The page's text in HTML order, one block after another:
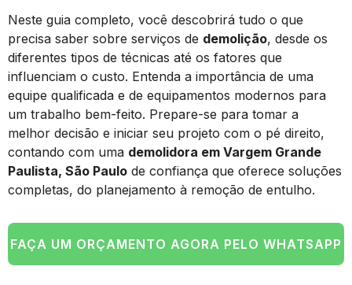
Neste guia completo, você descobrirá tudo o que
precisa saber sobre serviços de demolição, desde os
diferentes tipos de técnicas até os fatores que
influenciam o custo. Entenda a importância de uma
equipe qualificada e de equipamentos modernos para
um trabalho bem-feito. Prepare-se para tomar a
melhor decisão e iniciar seu projeto com o pé direito,
contando com uma demolidora em Vargem Grande
Paulista, São Paulo de confiança que oferece soluções
completas, do planejamento à remoção de entulho.
FAÇA UM ORÇAMENTO AGORA PELO WHATSAPP